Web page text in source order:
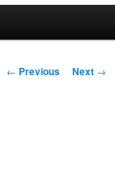
Post
← Previous Next →